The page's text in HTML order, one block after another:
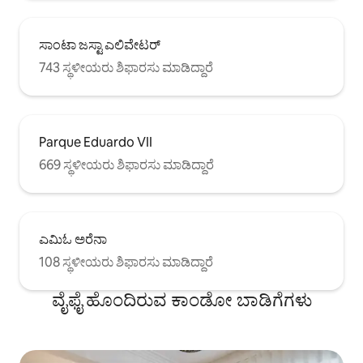
ಸಾಂಟಾ ಜಸ್ಟಾ ಎಲಿವೇಟರ್
743 ಸ್ಥಳೀಯರು ಶಿಫಾರಸು ಮಾಡಿದ್ದಾರೆ
Parque Eduardo VII
669 ಸ್ಥಳೀಯರು ಶಿಫಾರಸು ಮಾಡಿದ್ದಾರೆ
ಎಮಿಓ ಅರೆನಾ
108 ಸ್ಥಳೀಯರು ಶಿಫಾರಸು ಮಾಡಿದ್ದಾರೆ
ವೈಫೈ ಹೊಂದಿರುವ ಕಾಂಡೋ ಬಾಡಿಗೆಗಳು